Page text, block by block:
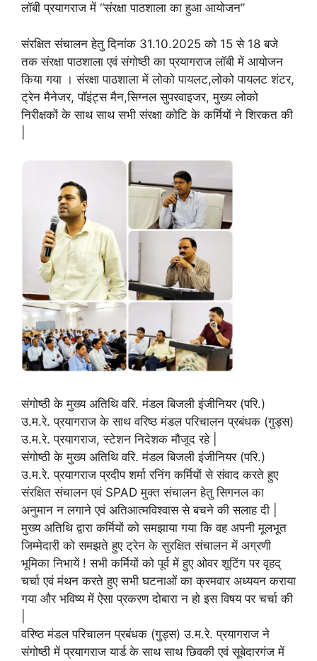
लॉबी प्रयागराज में “संरक्षा पाठशाला का हुआ आयोजन”
संरक्षित संचालन हेतु दिनांक 31.10.2025 को 15 से 18 बजे
तक संरक्षा पाठशाला एवं संगोष्ठी का प्रयागराज लॉबी में आयोजन
किया गया । संरक्षा पाठशाला में लोको पायलट,लोको पायलट शंटर,
ट्रेन मैनेजर, पॉइंट्स मैन,सिग्नल सुपरवाइजर, मुख्य लोको
निरीक्षकों के साथ साथ सभी संरक्षा कोटि के कर्मियों ने शिरकत की
संगोष्ठी के मुख्य अतिथि वरि. मंडल बिजली इंजीनियर (परि.)
उ.म.रे. प्रयागराज के साथ वरिष्ठ मंडल परिचालन प्रबंधक (गुड्स)
उ.म.रे. प्रयागराज, स्टेशन निदेशक मौजूद रहे |
संगोष्ठी के मुख्य अतिथि वरि. मंडल बिजली इंजीनियर (परि.)
उ.म.रे. प्रयागराज प्रदीप शर्मा रनिंग कर्मियों से संवाद करते हुए
संरक्षित संचालन एवं SPAD मुक्त संचालन हेतु सिगनल का
अनुमान न लगाने एवं अतिआत्मविश्वास से बचने की सलाह दी |
मुख्य अतिथि द्वारा कर्मियों को समझाया गया कि वह अपनी मूलभूत
जिम्मेदारी को समझते हुए ट्रेन के सुरक्षित संचालन में अग्रणी
भूमिका निभायें ! सभी कर्मियों को पूर्व में हुए ओवर शूटिंग पर वृहद्
चर्चा एवं मंथन करते हुए सभी घटनाओं का क्रमवार अध्ययन कराया
गया और भविष्य में ऐसा प्रकरण दोबारा न हो इस विषय पर चर्चा की
वरिष्ठ मंडल परिचालन प्रबंधक (गुड्स) उ.म.रे. प्रयागराज ने
संगोष्ठी में प्रयागराज यार्ड के साथ साथ छिवकी एवं सूबेदारगंज में